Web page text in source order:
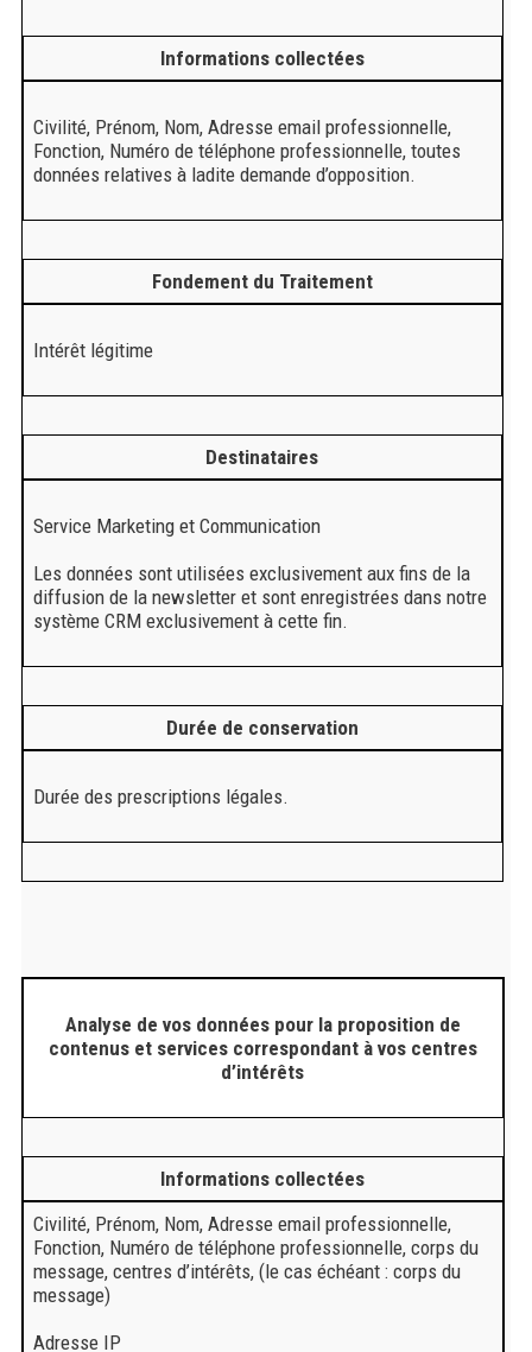
Informations collectées
Civilité, Prénom, Nom, Adresse email professionnelle,
Fonction, Numéro de téléphone professionnelle, toutes
données relatives à ladite demande d’opposition.
Fondement du Traitement
Intérêt légitime
Destinataires
Service Marketing et Communication
Les données sont utilisées exclusivement aux fins de la
diffusion de la newsletter et sont enregistrées dans notre
système CRM exclusivement à cette fin.
Durée de conservation
Durée des prescriptions légales.
Analyse de vos données pour la proposition de
contenus et services correspondant à vos centres
d’intérêts
Informations collectées
Civilité, Prénom, Nom, Adresse email professionnelle,
Fonction, Numéro de téléphone professionnelle, corps du
message, centres d’intérêts, (le cas échéant : corps du
message)
Adresse IP